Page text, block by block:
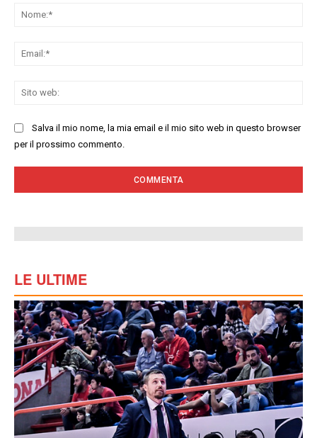
Salva il mio nome, la mia email e il mio sito web in questo browser
per il prossimo commento.
LE ULTIME